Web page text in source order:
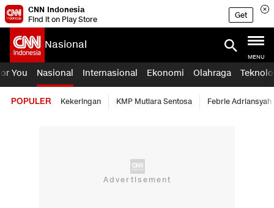
CNN Indonesia
Find it on Play Store
Get
Nasional
MENU
You Nasional Internasional Ekonomi Olahraga
POPULER Kekeringan KMP Mutiara Sentosa Febrie Adriansyah